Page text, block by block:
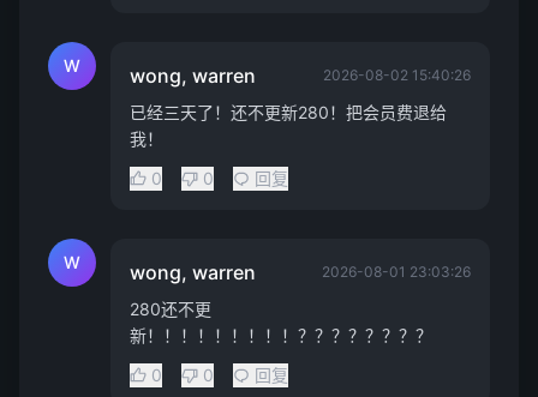
W wong, warren 2026-08-02 15:40:26
已经三天了！还不更新280！把会员费退给
我！
0
0 回复
W wong, warren 2026-08-01 23:03:26
280还不更
新！！！！！！！！！？？？？？？？？
0
0 回复